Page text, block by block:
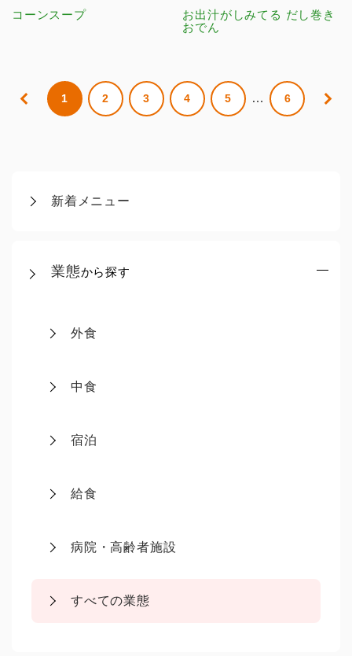
新着メニュー
業態から探す
外食
中食
宿泊
給食
病院・高齢者施設
すべての業態
コーンスープ
お出汁がしみてる だし巻き
おでん
1 2 3 4 5 … 6